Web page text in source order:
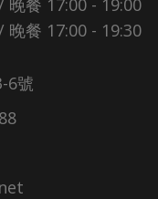
晚餐 17:00 - 19:00
晚餐 17:00 - 19:30
6號